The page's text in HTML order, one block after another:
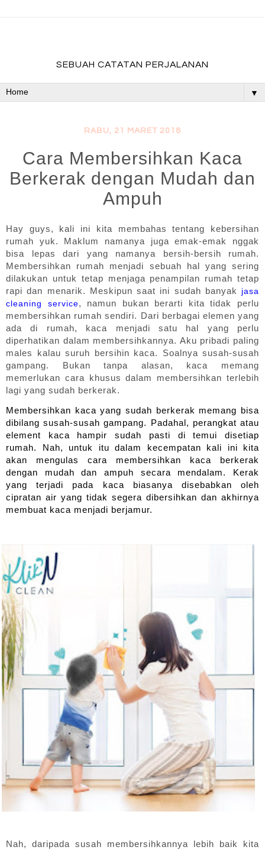
SEBUAH CATATAN PERJALANAN
▼
RABU, 21 MARET 2018
Cara Membersihkan Kaca
Berkerak dengan Mudah dan
Ampuh
Hay guys, kali ini kita membahas tentang kebersihan
rumah yuk. Maklum namanya juga emak-emak nggak
bisa lepas dari yang namanya bersih-bersih rumah.
Membersihkan rumah menjadi sebuah hal yang sering
dilakukan untuk tetap menjaga penampilan rumah tetap
rapi dan menarik. Meskipun saat ini sudah banyak jasa
cleaning service, namun bukan berarti kita tidak perlu
membersihkan rumah sendiri. Dari berbagai elemen yang
ada di rumah, kaca menjadi satu hal yang perlu
diperhatikan dalam membersihkannya. Aku pribadi paling
males kalau suruh bersihin kaca. Soalnya susah-susah
gampang. Bukan tanpa alasan, kaca memang
memerlukan cara khusus dalam membersihkan terlebih
lagi yang sudah berkerak.
Membersihkan kaca yang sudah berkerak memang bisa
dibilang susah-susah gampang. Padahal, perangkat atau
element kaca hampir sudah pasti di temui disetiap
rumah. Nah, untuk itu dalam kecempatan kali ini kita
akan mengulas cara membersihkan kaca berkerak
dengan mudah dan ampuh secara mendalam. Kerak
yang terjadi pada kaca biasanya disebabkan oleh
cipratan air yang tidak segera dibersihkan dan akhirnya
membuat kaca menjadi berjamur.
Nah, daripada susah membersihkannya lebih baik kita